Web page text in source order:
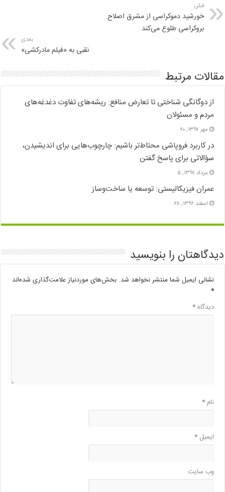
قبلی
خورشید دموکراسی از مشرق اصلاح
بروکراسی طلوع می‌کند
بعدی
نقبی به «فیلم مادرکشی»
مقالات مرتبط
از دوگانگی شناختی تا تعارض منافع: ریشه‌های تفاوت دغدغه‌های
مردم و مسئولان
مهر ۱۳۹۷, ۲۰
در کاربرد فروپاشی محتاط‌تر باشیم: چارچوب‌هایی برای اندیشیدن،
سؤالاتی برای پاسخ گفتن
مرداد ۱۳۹۷, ۵
عمران فیزیکالیستی: توسعه یا ساخت‌وساز
اسفند ۱۳۹۶, ۲۸
دیدگاهتان را بنویسید
نشانی ایمیل شما منتشر نخواهد شد. بخش‌های موردنیاز علامت‌گذاری شده‌اند
*
دیدگاه*
نام*
ایمیل*
وب‌ سایت